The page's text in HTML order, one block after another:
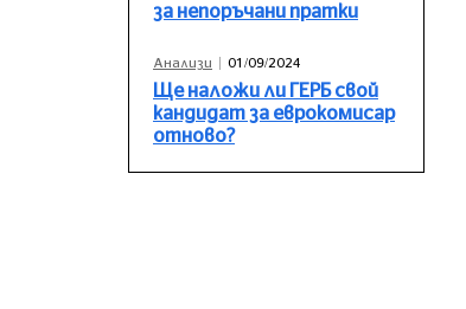
за непоръчани пратки
Анализи 01/09/2024
Ще наложи ли ГЕРБ свой
кандидат за еврокомисар
отново?